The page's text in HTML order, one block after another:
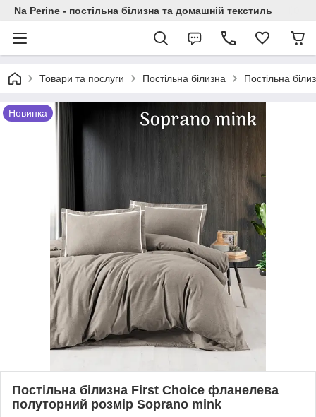
Na Perine - постільна білизна та домашній текстиль
Товари та послуги Постільна білизна Постільна
Новинка
Постільна білизна First Choice фланелева
полуторний розмір Soprano mink